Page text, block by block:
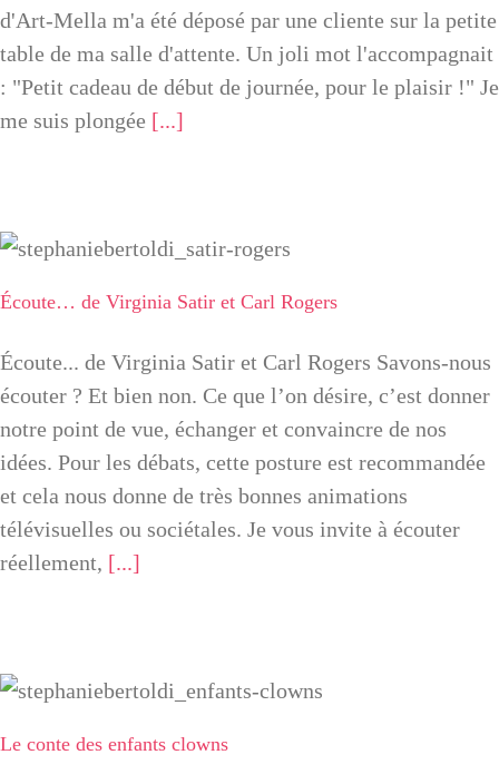
Mon compte
d'Art-Mella m'a été déposé par une cliente sur la petite
table de ma salle d'attente. Un joli mot l'accompagnait
: "Petit cadeau de début de journée, pour le plaisir !" Je
me suis plongée [...]
Écoute… de Virginia Satir et Carl
Écoute… de Virginia Satir et Carl Rogers
Écoute... de Virginia Satir et Carl Rogers Savons-nous
écouter ? Et bien non. Ce que l’on désire, c’est donner
notre point de vue, échanger et convaincre de nos
idées. Pour les débats, cette posture est recommandée
et cela nous donne de très bonnes animations
télévisuelles ou sociétales. Je vous invite à écouter
réellement, [...]
Le conte des enfants clowns
Le conte des enfants clowns